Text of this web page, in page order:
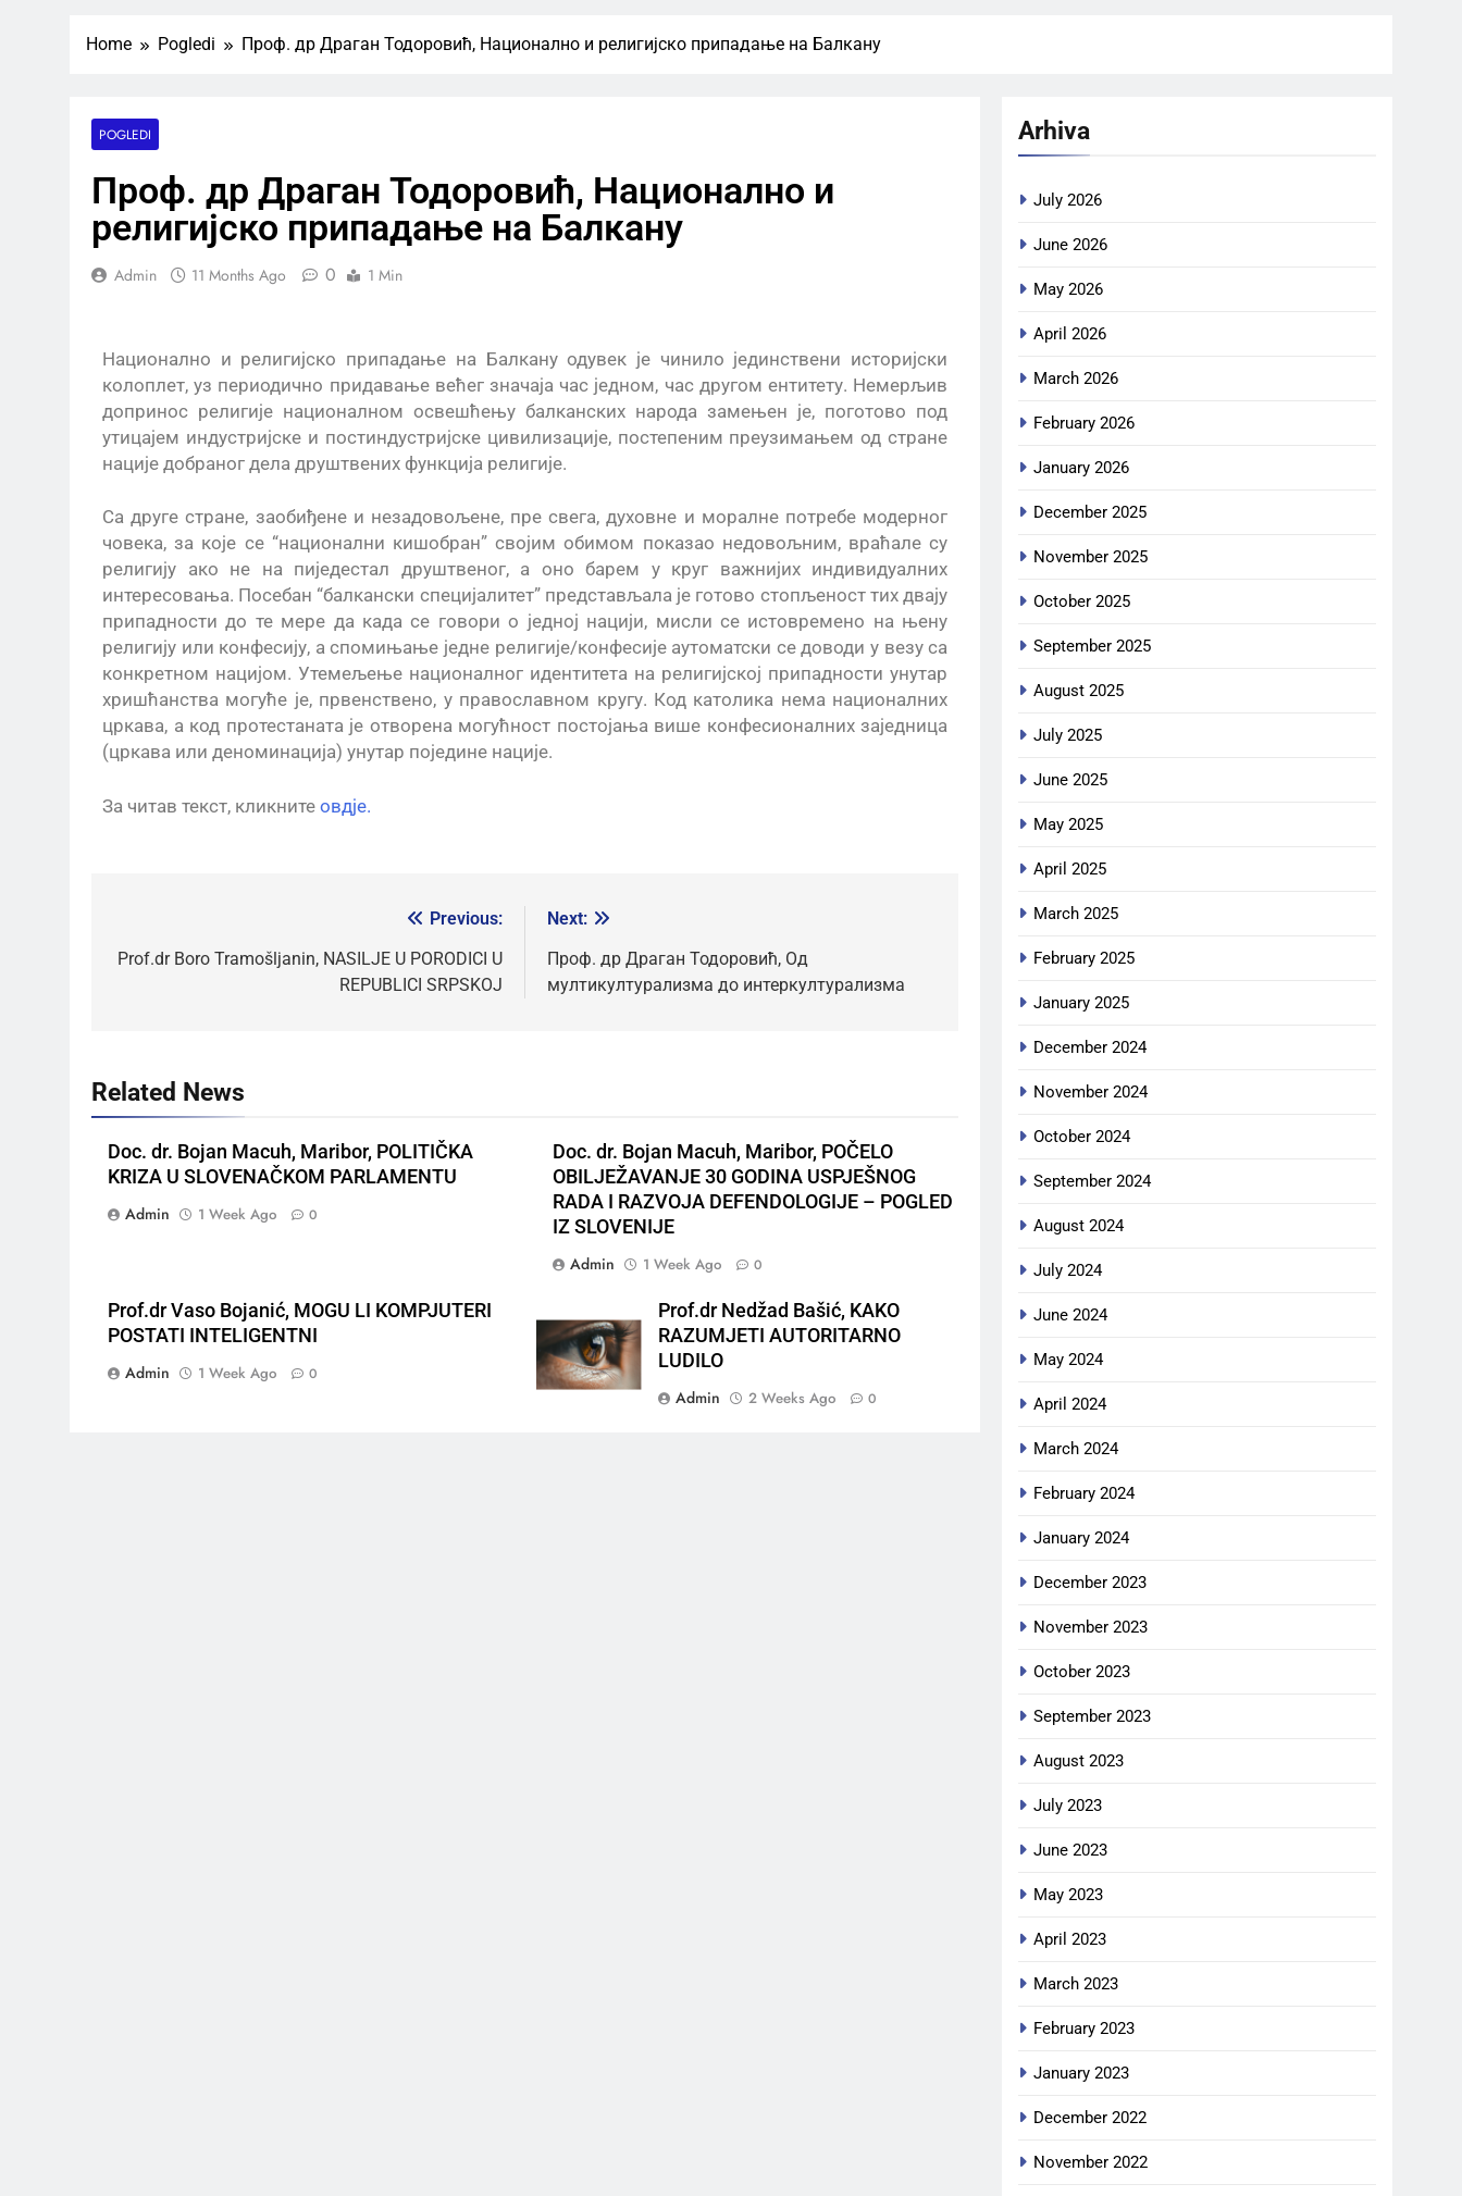
Home Pogledi Проф. др Драган Тодоровић, Национално и религијско припадање на Балкану
POGLEDI
Проф. др Драган Тодоровић, Национално и
религијско припадање на Балкану
Admin 11 Months Ago 0 1 Min
Национално и религијско припадање на Балкану одувек је чинило јединствени историјски
колоплет, уз периодично придавање већег значаја час једном, час другом ентитету. Немерљив
допринос религије националном освешћењу балканских народа замењен је, поготово под
утицајем индустријске и постиндустријске цивилизације, постепеним преузимањем од стране
нације добраног дела друштвених функција религије.
Са друге стране, заобиђене и незадовољене, пре свега, духовне и моралне потребе модерног
човека, за које се “национални кишобран” својим обимом показао недовољним, враћале су
религију ако не на пиједестал друштвеног, а оно барем у круг важнијих индивидуалних
интересовања. Посебан “балкански специјалитет” представљала је готово стопљеност тих двају
припадности до те мере да када се говори о једној нацији, мисли се истовремено на њену
религију или конфесију, а спомињање једне религије/конфесије аутоматски се доводи у везу са
конкретном нацијом. Утемељење националног идентитета на религијској припадности унутар
хришћанства могуће је, првенствено, у православном кругу. Код католика нема националних
цркава, а код протестаната је отворена могућност постојања више конфесионалних заједница
(цркава или деноминација) унутар поједине нације.
За читав текст, кликните овдје.
Previous:
Prof.dr Boro Tramošljanin, NASILJE U PORODICI U
REPUBLICI SRPSKOJ
Next:
Проф. др Драган Тодоровић, Од
мултикултурализма до интеркултурализма
Related News
Doc. dr. Bojan Macuh, Maribor, POLITIČKA
KRIZA U SLOVENAČKOM PARLAMENTU
Admin
1 Week Ago 0
Doc. dr. Bojan Macuh, Maribor, POČELO
OBILJEŽAVANJE 30 GODINA USPJEŠNOG
RADA I RAZVOJA DEFENDOLOGIJE – POGLED
IZ SLOVENIJE
Admin
1 Week Ago 0
Prof.dr Vaso Bojanić, MOGU LI KOMPJUTERI
POSTATI INTELIGENTNI
Admin
1 Week Ago 0
Prof.dr Nedžad Bašić, KAKO
RAZUMJETI AUTORITARNO
LUDILO
Admin
2 Weeks Ago 0
Arhiva
July 2026
June 2026
May 2026
April 2026
March 2026
February 2026
January 2026
December 2025
November 2025
October 2025
September 2025
August 2025
July 2025
June 2025
May 2025
April 2025
March 2025
February 2025
January 2025
December 2024
November 2024
October 2024
September 2024
August 2024
July 2024
June 2024
May 2024
April 2024
March 2024
February 2024
January 2024
December 2023
November 2023
October 2023
September 2023
August 2023
July 2023
June 2023
May 2023
April 2023
March 2023
February 2023
January 2023
December 2022
November 2022